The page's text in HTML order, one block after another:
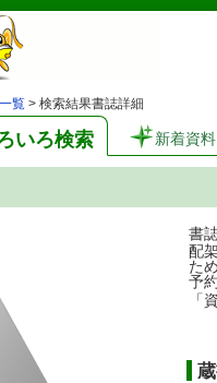
覧 > 検索結果書誌詳細
いろ検索 新着資料
書
配
た
予
「